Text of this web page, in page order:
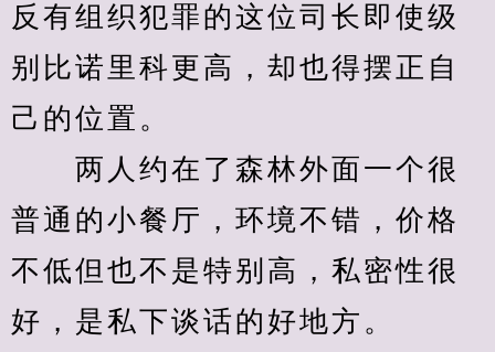
反有组织犯罪的这位司长即使级
别比诺里科更高，却也得摆正自
己的位置。
两人约在了森林外面一个很
普通的小餐厅，环境不错，价格
不低但也不是特别高，私密性很
好，是私下谈话的好地方。